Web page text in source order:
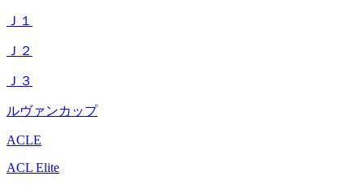
Ｊ１
Ｊ２
Ｊ３
ルヴァンカップ
ACLE
ACL Elite